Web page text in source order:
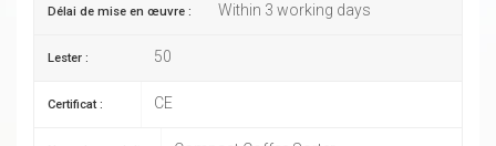
Délai de mise en œuvre : Within 3 working days
Lester : 50
Certificat : CE